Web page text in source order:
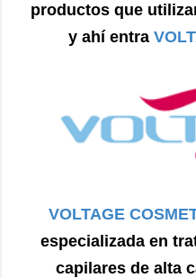
productos que
y ahí entra
VOLTAGE
especializada en
capilares de alta